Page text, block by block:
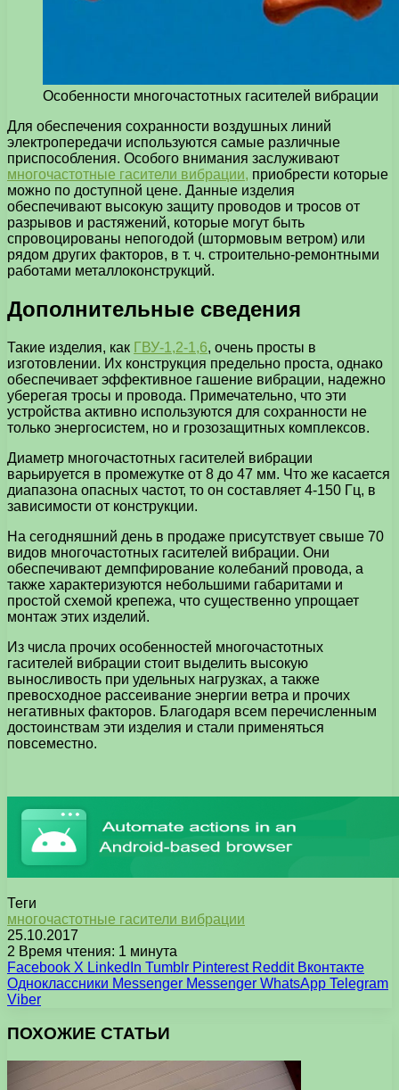
Особенности многочастотных гасителей вибрации
Для обеспечения сохранности воздушных линий
электропередачи используются самые различные
приспособления. Особого внимания заслуживают
многочастотные гасители вибрации, приобрести которые
можно по доступной цене. Данные изделия
обеспечивают высокую защиту проводов и тросов от
разрывов и растяжений, которые могут быть
спровоцированы непогодой (штормовым ветром) или
рядом других факторов, в т. ч. строительно-ремонтными
работами металлоконструкций.
Дополнительные сведения
Такие изделия, как ГВУ-1,2-1,6, очень просты в
изготовлении. Их конструкция предельно проста, однако
обеспечивает эффективное гашение вибрации, надежно
уберегая тросы и провода. Примечательно, что эти
устройства активно используются для сохранности не
только энергосистем, но и грозозащитных комплексов.
Диаметр многочастотных гасителей вибрации
варьируется в промежутке от 8 до 47 мм. Что же касается
диапазона опасных частот, то он составляет 4-150 Гц, в
зависимости от конструкции.
На сегодняшний день в продаже присутствует свыше 70
видов многочастотных гасителей вибрации. Они
обеспечивают демпфирование колебаний провода, а
также характеризуются небольшими габаритами и
простой схемой крепежа, что существенно упрощает
монтаж этих изделий.
Из числа прочих особенностей многочастотных
гасителей вибрации стоит выделить высокую
выносливость при удельных нагрузках, а также
превосходное рассеивание энергии ветра и прочих
негативных факторов. Благодаря всем перечисленным
достоинствам эти изделия и стали применяться
повсеместно.
Теги
многочастотные гасители вибрации
25.10.2017
2 Время чтения: 1 минута
Facebook X LinkedIn Tumblr Pinterest Reddit Вконтакте
Одноклассники Messenger Messenger WhatsApp Telegram
Viber
ПОХОЖИЕ СТАТЬИ